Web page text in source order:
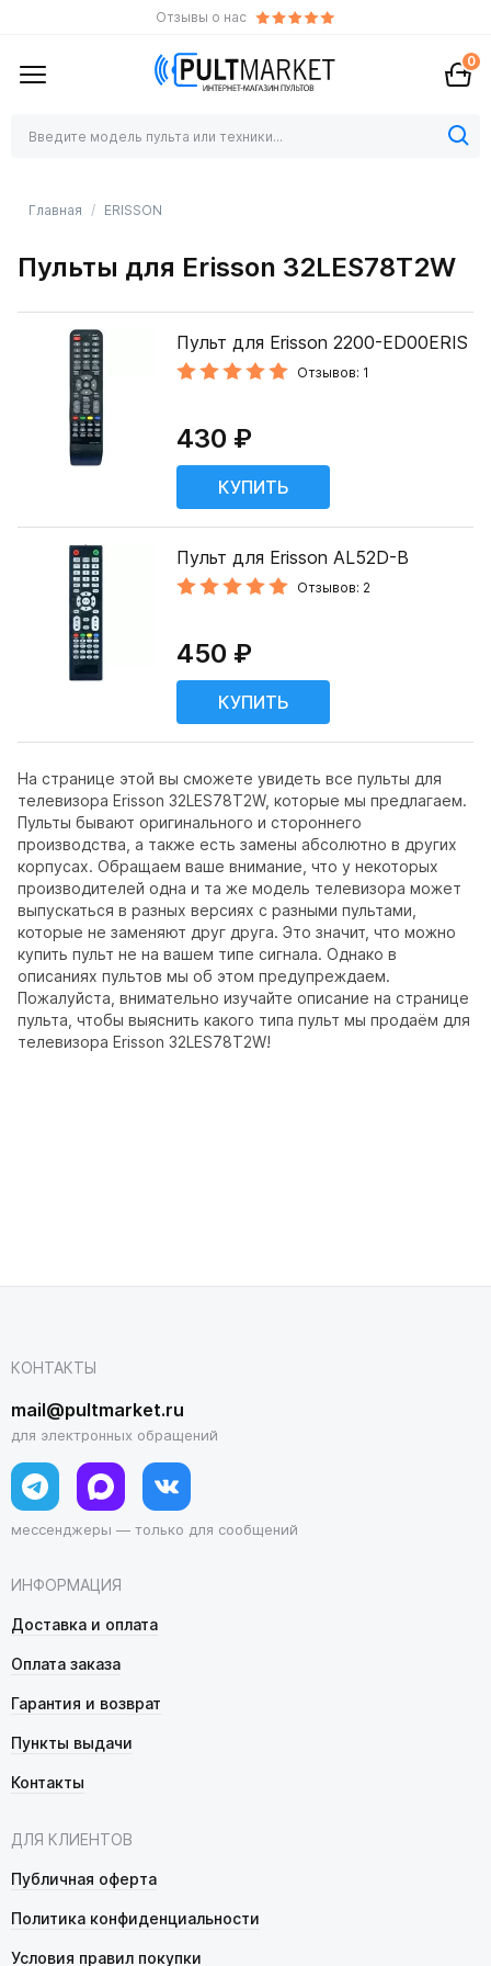
Отзывы о нас
0
Главная ERISSON
Пульты для Erisson 32LES78T2W
На странице этой вы сможете увидеть все пульты для
телевизора Erisson 32LES78T2W, которые мы предлагаем.
Пульты бывают оригинального и стороннего
производства, а также есть замены абсолютно в других
корпусах. Обращаем ваше внимание, что у некоторых
производителей одна и та же модель телевизора может
выпускаться в разных версиях с разными пультами,
которые не заменяют друг друга. Это значит, что можно
купить пульт не на вашем типе сигнала. Однако в
описаниях пультов мы об этом предупреждаем.
Пожалуйста, внимательно изучайте описание на странице
пульта, чтобы выяснить какого типа пульт мы продаём для
телевизора Erisson 32LES78T2W!
Пульт для Erisson 2200-ED00ERIS
Отзывов: 1
430 ₽
Пульт для Erisson AL52D-B
Отзывов: 2
450 ₽
ИНФОРМАЦИЯ
Доставка и оплата
Оплата заказа
Гарантия и возврат
Пункты выдачи
Контакты
ДЛЯ КЛИЕНТОВ
Публичная оферта
Политика конфиденциальности
Условия правил покупки
КОНТАКТЫ
mail@pultmarket.ru
для электронных обращений
мессенджеры — только для сообщений